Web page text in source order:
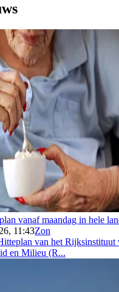
vanaf maandag in hele
11:43Zon
van het Rijksinstituut
en Milieu (R...